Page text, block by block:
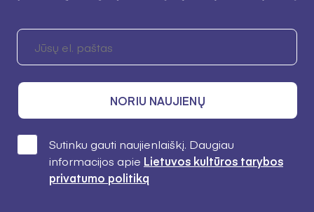
NORIU NAUJIENŲ
Sutinku gauti naujienlaiškį. Daugiau
informacijos apie Lietuvos kultūros tarybos
privatumo politiką